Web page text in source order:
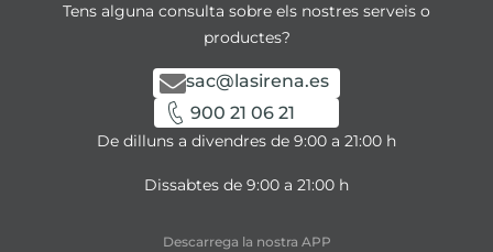
Tens alguna consulta sobre els nostres serveis o
productes?
sac@lasirena.es
900 21 06 21
De dilluns a divendres de 9:00 a 21:00 h
Dissabtes de 9:00 a 21:00 h
Descarrega la nostra APP